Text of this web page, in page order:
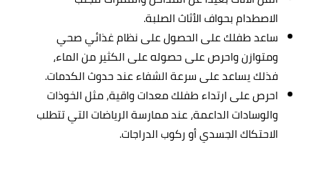
الاصطدام بحواف الأثاث الصلبة.
ساعد طفلك على الحصول على نظام غذائي صحي
ومتوازن واحرص على حصوله على الكثير من الماء،
فذلك يساعد على سرعة الشفاء عند حدوث الكدمات.
احرص على ارتداء طفلك معدات واقية، مثل الخوذات
والوسادات الداعمة، عند ممارسة الرياضات التي تتطلب
الاحتكاك الجسدي أو ركوب الدراجات.